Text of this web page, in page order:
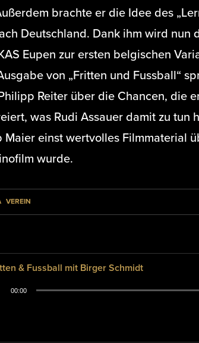
brachte er die Idee des
Deutschland. Dank ihm wird nun
Eupen zur ersten belgischen
von „Fritten und Fussball“
Reiter über die Chancen, die
was Rudi Assauer damit zu tun
einst wertvolles Filmmaterial
wurde.
VEREIN
& Fussball mit Birger Schmidt
00:00